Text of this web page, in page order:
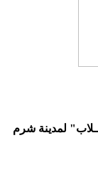
لمدينة شرم